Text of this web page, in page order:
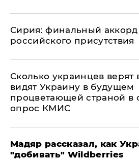
​Сирия: финальный аккорд
российского присутствия
Сколько украинцев верят
видят Украину в будущем
процветающей страной в
опрос КМИС
Мадяр рассказал, как
"добивать" Wildberries